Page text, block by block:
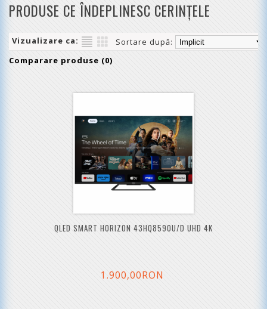
PRODUSE CE ÎNDEPLINESC CERINŢELE
Vizualizare ca:
Sortare după:
Comparare produse (0)
QLED SMART HORIZON 43HQ8590U/D UHD 4K
1.900,00RON